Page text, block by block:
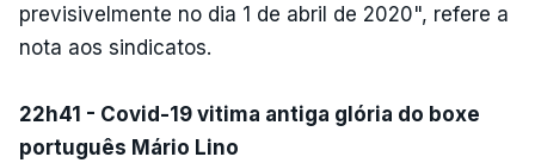
previsivelmente no dia 1 de abril de 2020", refere a
nota aos sindicatos.
22h41 - Covid-19 vitima antiga glória do boxe
português Mário Lino